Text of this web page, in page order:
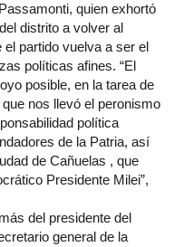
quien exhortó
distrito a volver al
partido vuelva a ser el
políticas afines. “El
posible, en la tarea de
nos llevó el peronismo
política
de la Patria, así
de Cañuelas , que
Presidente Milei”,
del presidente del
general de la